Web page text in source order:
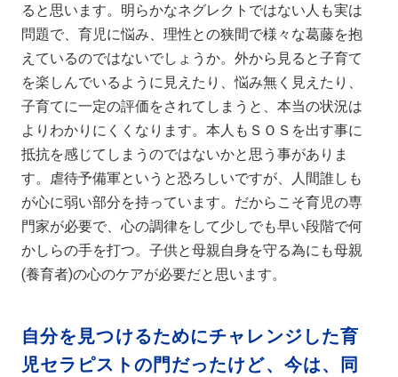
ると思います。明らかなネグレクトではない人も実は
問題で、育児に悩み、理性との狭間で様々な葛藤を抱
えているのではないでしょうか。外から見ると子育て
を楽しんでいるように見えたり、悩み無く見えたり、
子育てに一定の評価をされてしまうと、本当の状況は
よりわかりにくくなります。本人もＳＯＳを出す事に
抵抗を感じてしまうのではないかと思う事がありま
す。虐待予備軍というと恐ろしいですが、人間誰しも
が心に弱い部分を持っています。だからこそ育児の専
門家が必要で、心の調律をして少しでも早い段階で何
かしらの手を打つ。子供と母親自身を守る為にも母親
(養育者)の心のケアが必要だと思います。
自分を見つけるためにチャレンジした育
児セラピストの門だったけど、今は、同